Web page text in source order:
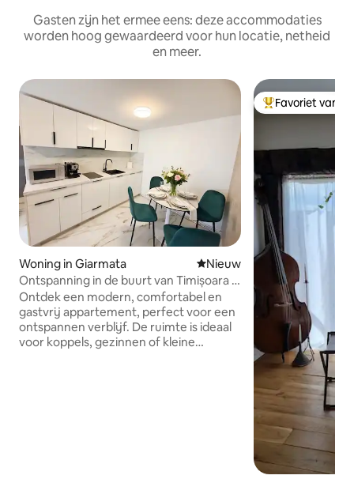
Gasten zijn het ermee eens: deze accommodaties
worden hoog gewaardeerd voor hun locatie, netheid
en meer.
Woning in Giarmata Nieuwe accommodatie
Nieuw
Ontspanning in de buurt van Timișoara |
Tuin en prieel
Ontdek een modern, comfortabel en
gastvrij appartement, perfect voor een
ontspannen verblijf. De ruimte is ideaal
voor koppels, gezinnen of kleine
Topfavoriet van
Favoriet van